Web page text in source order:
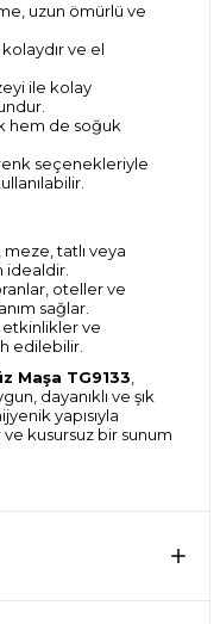
uzun ömürlü ve
kolaydır ve el
ile kolay
hem de soğuk
seçenekleriyle
meze, tatlı veya
idealdir.
oteller ve
sağlar.
etkinlikler ve
edilebilir.
Maşa TG9133
dayanıklı ve şık
yapısıyla
kusursuz bir sunum